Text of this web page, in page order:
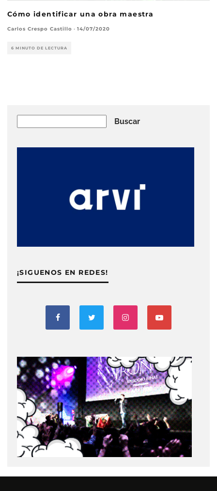
Cómo identificar una obra maestra
Carlos Crespo Castillo · 14/07/2020
6 MINUTO DE LECTURA
Buscar
¡SIGUENOS EN REDES!